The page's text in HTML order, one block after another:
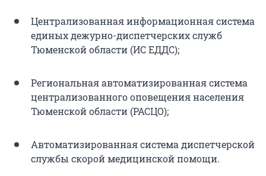
Централизованная информационная система
единых дежурно-диспетчерских служб
Тюменской области (ИС ЕДДС);
Региональная автоматизированная система
централизованного оповещения населения
Тюменской области (РАСЦО);
Автоматизированная система диспетчерской
службы скорой медицинской помощи.